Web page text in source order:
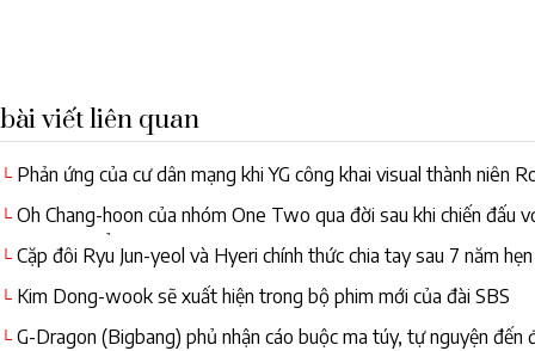
bài viết liên quan
└ Phản ứng của cư dân mạng khi YG công khai visual thành niên
└ Oh Chang-hoon của nhóm One Two qua đời sau khi chiến đấu
dương 47 tuổi
└ Cặp đôi Ryu Jun-yeol và Hyeri chính thức chia tay sau 7 năm
└ Kim Dong-wook sẽ xuất hiện trong bộ phim mới của đài SBS
└ G-Dragon (Bigbang) phủ nhận cáo buộc ma túy, tự nguyện đến